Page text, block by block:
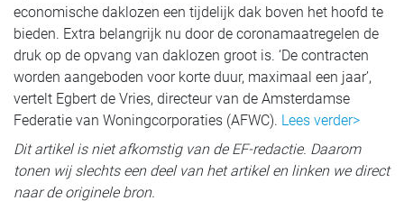
economische daklozen een tijdelijk dak boven het hoofd te
bieden. Extra belangrijk nu door de coronamaatregelen de
druk op de opvang van daklozen groot is. ‘De contracten
worden aangeboden voor korte duur, maximaal een jaar’,
vertelt Egbert de Vries, directeur van de Amsterdamse
Federatie van Woningcorporaties (AFWC). Lees verder>
Dit artikel is niet afkomstig van de EF-redactie. Daarom
tonen wij slechts een deel van het artikel en linken we direct
naar de originele bron.